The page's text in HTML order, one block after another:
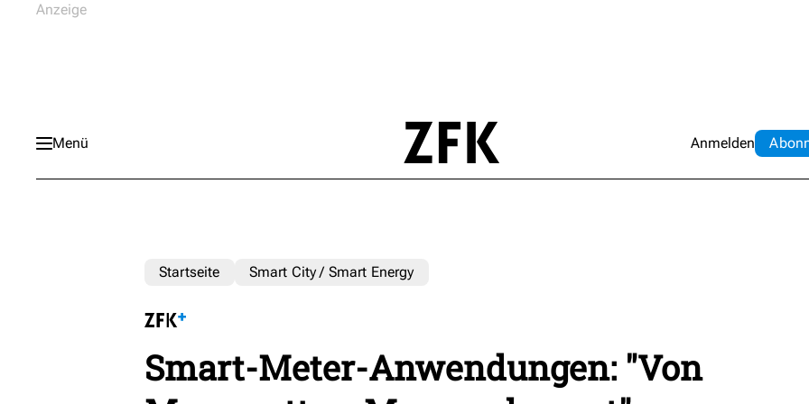
Menü Anmelden Abo
Startseite Smart City / Smart Energy
Smart-Meter-Anwendungen: "Von